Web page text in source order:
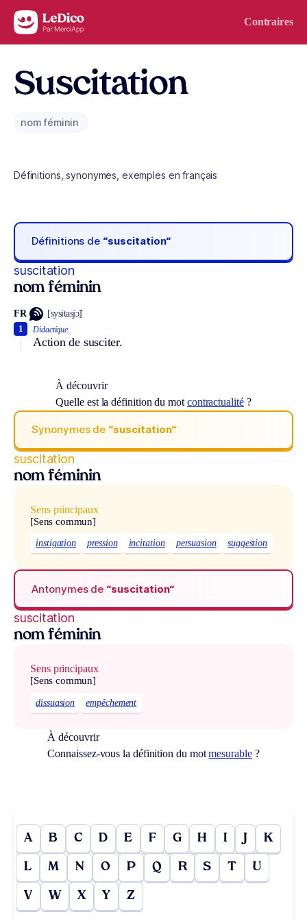
Aller au contenu Contraires
Suscitation
nom féminin
Définitions, synonymes, exemples en français
Définitions de “suscitation“
suscitation
nom féminin
FR [sysitasjɔ̃]
Didactique.
Action de susciter.
1
À découvrir
Quelle est la définition du mot contractualité?
Synonymes de “suscitation“
suscitation
nom féminin
Sens principaux
[Sens commun]
instigation pression incitation persuasion suggestion
Antonymes de “suscitation“
suscitation
nom féminin
Sens principaux
[Sens commun]
dissuasion empêchement
À découvrir
Connaissez-vous la définition du motmesurable?
A B C D E F G H I J K
L M N O P Q R S T U
V W X Y Z